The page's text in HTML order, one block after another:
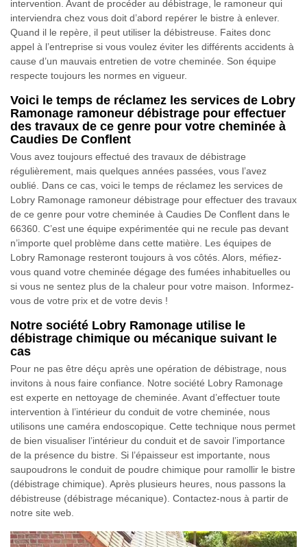
intervention. Avant de procéder au débistrage, le ramoneur qui
interviendra chez vous doit d’abord repérer le bistre à enlever.
Quand il le repère, il peut utiliser la débistreuse. Faites donc
appel à l’entreprise si vous voulez éviter les différents accidents à
cause d’un mauvais entretien de votre cheminée. Son équipe
respecte toujours les normes en vigueur.
Voici le temps de réclamez les services de Lobry
Ramonage ramoneur débistrage pour effectuer
des travaux de ce genre pour votre cheminée à
Caudies De Conflent
Vous avez toujours effectué des travaux de débistrage
régulièrement, mais quelques années passées, vous l’avez
oublié. Dans ce cas, voici le temps de réclamez les services de
Lobry Ramonage ramoneur débistrage pour effectuer des travaux
de ce genre pour votre cheminée à Caudies De Conflent dans le
66360. C’est une équipe expérimentée qui ne recule pas devant
n’importe quel problème dans cette matière. Les équipes de
Lobry Ramonage resteront toujours à vos côtés. Alors, méfiez-
vous quand votre cheminée dégage des fumées inhabituelles ou
si vous ne sentez plus de la chaleur pour votre maison. Informez-
vous de votre prix et de votre devis !
Notre société Lobry Ramonage utilise le
débistrage chimique ou mécanique suivant le
cas
Pour ne pas être déçu après une opération de débistrage, nous
invitons à nous faire confiance. Notre société Lobry Ramonage
est experte en nettoyage de cheminée. Avant d’effectuer toute
intervention à l’intérieur du conduit de votre cheminée, nous
utilisons une caméra endoscopique. Cette technique nous permet
de bien visualiser l’intérieur du conduit et de savoir l’importance
de la présence du bistre. Si l’épaisseur est importante, nous
saupoudrons le conduit de poudre chimique pour ramollir le bistre
(débistrage chimique). Après plusieurs heures, nous passons la
débistreuse (débistrage mécanique). Contactez-nous à partir de
notre site web.